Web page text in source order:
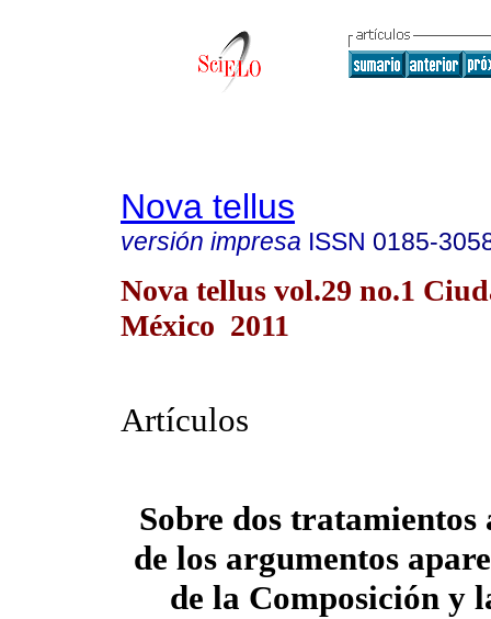
Nova tellus
versión impresa ISSN 0185-
Nova tellus vol.29 no.1
México 2011
Artículos
Sobre dos tratamientos
de los argumentos
de la Composición y